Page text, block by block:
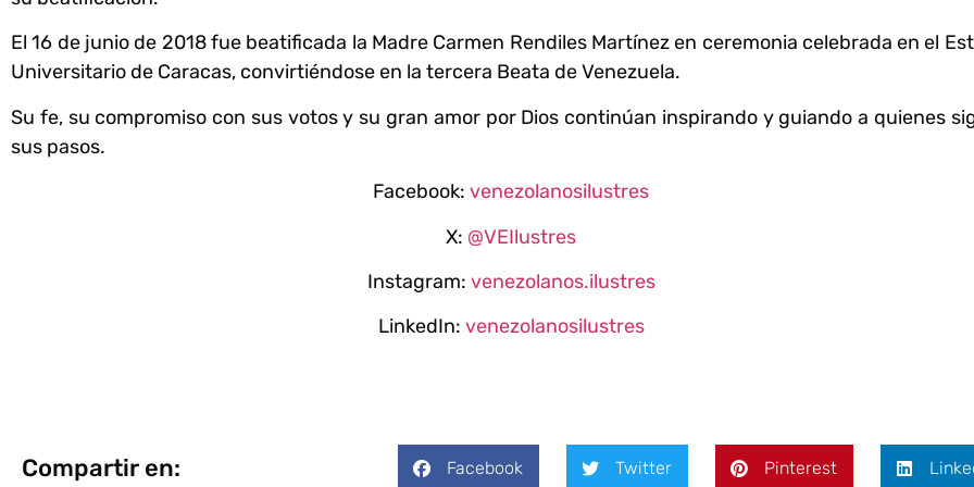
El 16 de junio de 2018 fue beatificada la Madre Carmen Rendiles Martínez en ceremonia celebrada en el
Universitario de Caracas, convirtiéndose en la tercera Beata de Venezuela.
Su fe, su compromiso con sus votos y su gran amor por Dios continúan inspirando y guiando a quienes
sus pasos.
Facebook:venezolanosilustres
X: @VEIlustres
Instagram: venezolanos.ilustres
LinkedIn: venezolanosilustres
Compartir en: Facebook Twitter Pinterest